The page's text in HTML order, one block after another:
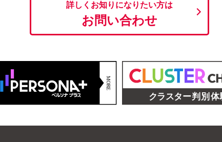
詳しくお知りになりたい方は
お問い合わせ